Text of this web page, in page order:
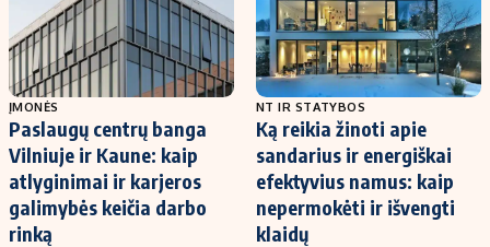
ĮMONĖS
Paslaugų centrų banga
Vilniuje ir Kaune: kaip
atlyginimai ir karjeros
galimybės keičia darbo
rinką
NT IR STATYBOS
Ką reikia žinoti apie
sandarius ir energiškai
efektyvius namus: kaip
nepermokėti ir išvengti
klaidų